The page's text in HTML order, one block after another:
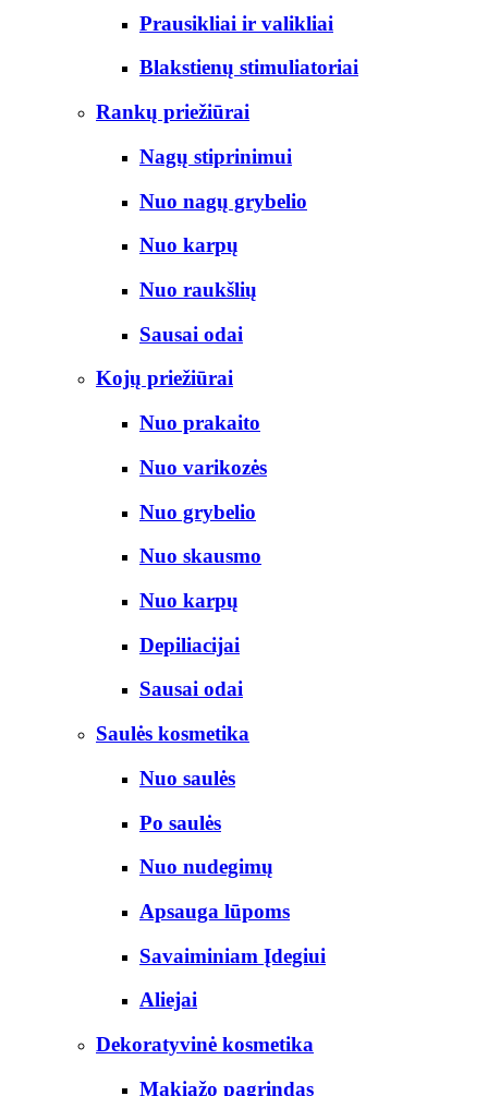
Prausikliai ir valikliai
Blakstienų stimuliatoriai
Rankų priežiūrai
Nagų stiprinimui
Nuo nagų grybelio
Nuo karpų
Nuo raukšlių
Sausai odai
Kojų priežiūrai
Nuo prakaito
Nuo varikozės
Nuo grybelio
Nuo skausmo
Nuo karpų
Depiliacijai
Sausai odai
Saulės kosmetika
Nuo saulės
Po saulės
Nuo nudegimų
Apsauga lūpoms
Savaiminiam Įdegiui
Aliejai
Dekoratyvinė kosmetika
Makiažo pagrindas